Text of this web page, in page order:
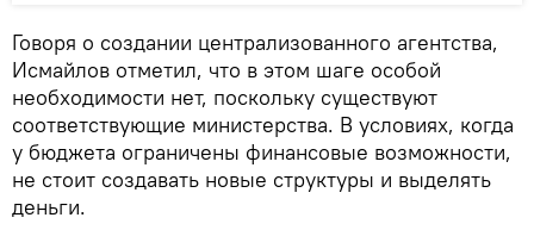
Говоря о создании централизованного агентства,
Исмайлов отметил, что в этом шаге особой
необходимости нет, поскольку существуют
соответствующие министерства. В условиях, когда
у бюджета ограничены финансовые возможности,
не стоит создавать новые структуры и выделять
деньги.